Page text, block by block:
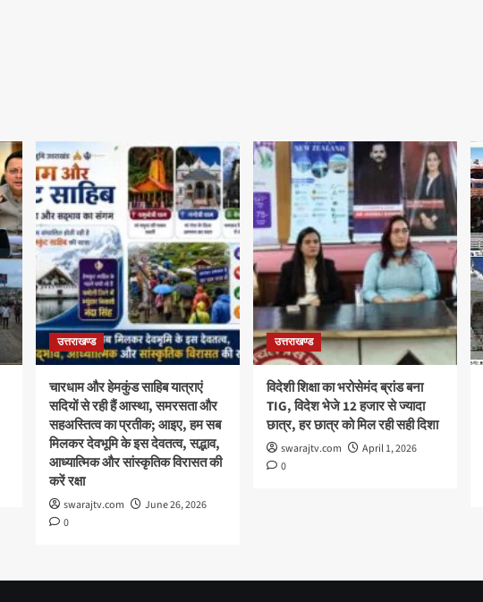
उत्तराखण्ड
चारधाम और हेमकुंड साहिब यात्राएं
सदियों से रही हैं आस्था, समरसता और
सहअस्तित्व का प्रतीक; आइए, हम सब
मिलकर देवभूमि के इस देवतत्व, सद्भाव,
आध्यात्मिक और सांस्कृतिक विरासत की
करें रक्षा
swarajtv.com
June 26, 2026
0
उत्तराखण्ड
विदेशी शिक्षा का भरोसेमंद ब्रांड बना
TIG, विदेश भेजे 12 हजार से ज्यादा
छात्र, हर छात्र को मिल रही सही दिशा
swarajtv.com
April 1, 2026
0